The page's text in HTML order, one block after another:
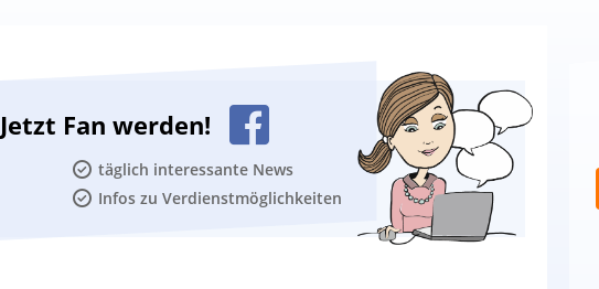
Jetzt Fan werden!
täglich interessante News
Infos zu Verdienstmöglichkeiten